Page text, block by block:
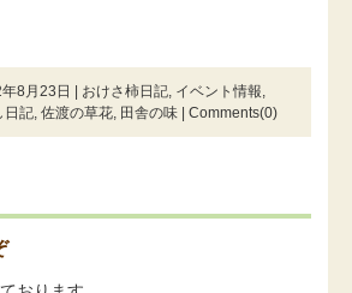
8月23日 | おけさ柿日記, イベント情報,
日記, 佐渡の草花, 田舎の味| Comments(0)